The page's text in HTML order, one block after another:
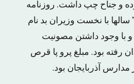
و جناح چپ داشت. روزنامه
با نخست وزیران بد نام
و با وجود داشتن مصونیت
رفته بود. مبلغ پرو پا قرص
آذربایجان بود.